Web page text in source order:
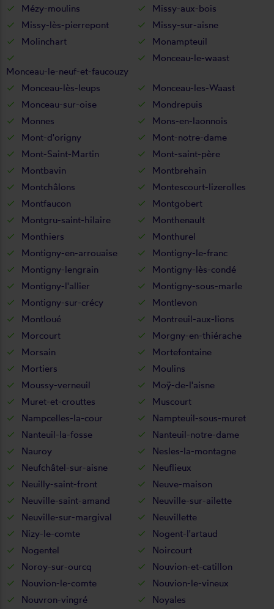
Mézy-moulins
Missy-aux-bois
Missy-lès-pierrepont
Missy-sur-aisne
Molinchart
Monampteuil
Monceau-le-neuf-et-faucouzy
Monceau-le-waast
Monceau-lès-leups
Monceau-les-Waast
Monceau-sur-oise
Mondrepuis
Monnes
Mons-en-laonnois
Mont-d'origny
Mont-notre-dame
Mont-Saint-Martin
Mont-saint-père
Montbavin
Montbrehain
Montchâlons
Montescourt-lizerolles
Montfaucon
Montgobert
Montgru-saint-hilaire
Monthenault
Monthiers
Monthurel
Montigny-en-arrouaise
Montigny-le-franc
Montigny-lengrain
Montigny-lès-condé
Montigny-l'allier
Montigny-sous-marle
Montigny-sur-crécy
Montlevon
Montloué
Montreuil-aux-lions
Morcourt
Morgny-en-thiérache
Morsain
Mortefontaine
Mortiers
Moulins
Moussy-verneuil
Moÿ-de-l'aisne
Muret-et-crouttes
Muscourt
Nampcelles-la-cour
Nampteuil-sous-muret
Nanteuil-la-fosse
Nanteuil-notre-dame
Nauroy
Nesles-la-montagne
Neufchâtel-sur-aisne
Neuflieux
Neuilly-saint-front
Neuve-maison
Neuville-saint-amand
Neuville-sur-ailette
Neuville-sur-margival
Neuvillette
Nizy-le-comte
Nogent-l'artaud
Nogentel
Noircourt
Noroy-sur-ourcq
Nouvion-et-catillon
Nouvion-le-comte
Nouvion-le-vineux
Nouvron-vingré
Noyales